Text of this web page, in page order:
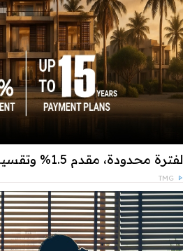
لفترة محدودة، مقدم 1.5% وتقسيط حتى 15 سنة
TMG